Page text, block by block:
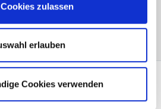
zulassen
erlauben
Cookies verwenden
36.1 km 247